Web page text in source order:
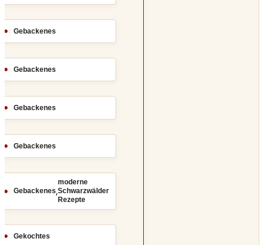
Gebackenes
Gebackenes
Gebackenes
Gebackenes
Gebackenes,
moderne
Schwarzwälder
Rezepte
Gekochtes